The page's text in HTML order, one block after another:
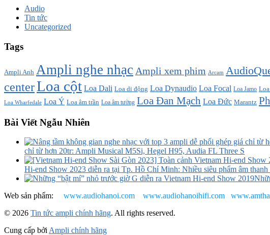
Audio
Tin tức
Uncategorized
Tags
Ampli Anh Ampli nghe nhạc Ampli xem phim Arcam
centerLoa cột Loa Dali Loa di động Loa Dynaudio Loa Focal Loa Jamo
Loa Wharfedale Loa Ý Loa âm trần Loa âm tường Loa Đan Mạch Loa Đức Marantz
Bài Viết Ngẫu Nhiên
chỉ từ hơn 20tr: Ampli Musical M5Si, Hegel H95, Audia FL Three S
Hi-end Show 2023 diễn ra tại Tp. Hồ Chí Minh: Nhiều siêu phẩm âm thanh
Web sản phẩm: www.audiohanoi.com www.audiohanoihifi.com
© 2026 Tin tức ampli chính hãng. All rights reserved.
Cung cấp bởi Ampli chính hãng